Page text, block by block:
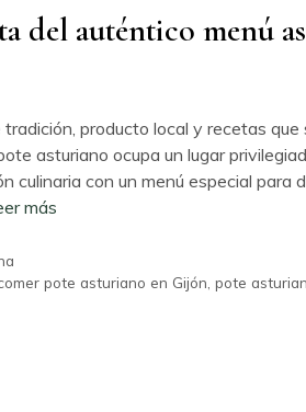
del auténtico menú
producto local y recetas que
asturiano ocupa un lugar
culinaria con un menú especial para
más
pote asturiano en Gijón ,pote